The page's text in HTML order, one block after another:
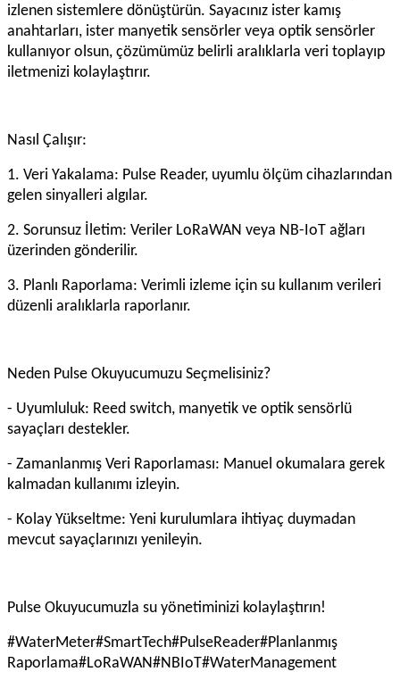
izlenen sistemlere dönüştürün. Sayacınız ister kamış
anahtarları, ister manyetik sensörler veya optik sensörler
kullanıyor olsun, çözümümüz belirli aralıklarla veri toplayıp
iletmenizi kolaylaştırır.
Nasıl Çalışır:
1. Veri Yakalama: Pulse Reader, uyumlu ölçüm cihazlarından
gelen sinyalleri algılar.
2. Sorunsuz İletim: Veriler LoRaWAN veya NB-IoT ağları
üzerinden gönderilir.
3. Planlı Raporlama: Verimli izleme için su kullanım verileri
düzenli aralıklarla raporlanır.
Neden Pulse Okuyucumuzu Seçmelisiniz?
- Uyumluluk: Reed switch, manyetik ve optik sensörlü
sayaçları destekler.
- Zamanlanmış Veri Raporlaması: Manuel okumalara gerek
kalmadan kullanımı izleyin.
- Kolay Yükseltme: Yeni kurulumlara ihtiyaç duymadan
mevcut sayaçlarınızı yenileyin.
Pulse Okuyucumuzla su yönetiminizi kolaylaştırın!
#WaterMeter#SmartTech#PulseReader#Planlanmış
Raporlama#LoRaWAN#NBIoT#WaterManagement